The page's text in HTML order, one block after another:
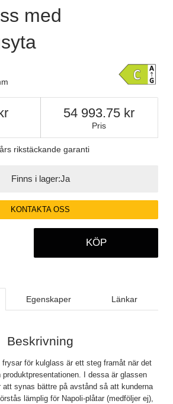
med
Pris
54 993.75
rikstäckande garanti
Finns i lager:Ja
KONTAKTA OSS
KÖP
Egenskaper Länkar
Beskrivning
frysar för kulglass är ett steg framåt när det
produktpresentationen. I dessa är glassen
att synas bättre på avstånd så att kunderna
lämplig för Napoli-plåtar (medföljer ej),